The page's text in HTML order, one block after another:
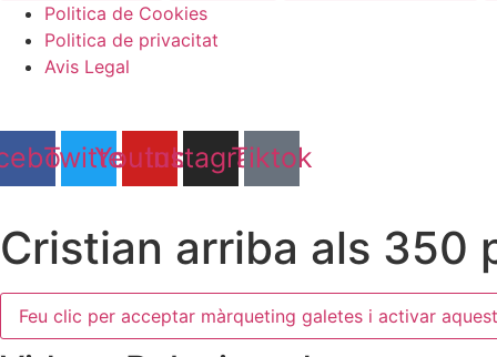
Politica de Cookies
Politica de privacitat
Avis Legal
contingutTwitterYoutube
Instagram
Tiktok
Cristian arriba als 350
Feu clic per acceptar màrqueting galetes i activar